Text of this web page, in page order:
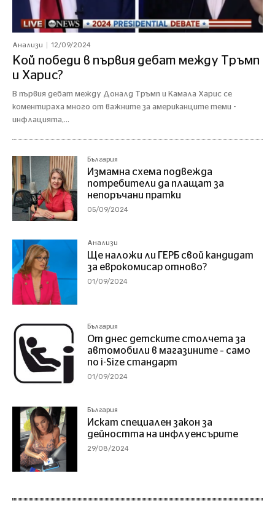
Анализи 12/09/2024
Кой победи в първия дебат между Тръмп
и Харис?
В първия дебат между Доналд Тръмп и Камала Харис се
коментираха много от важните за американците теми -
инфлацията,...
България
Измамна схема подвежда
потребители да плащат за
непоръчани пратки
05/09/2024
Анализи
Ще наложи ли ГЕРБ свой кандидат
за еврокомисар отново?
01/09/2024
България
От днес детските столчета за
автомобили в магазините – само
по i-Size стандарт
01/09/2024
България
Искат специален закон за
дейността на инфлуенсърите
29/08/2024